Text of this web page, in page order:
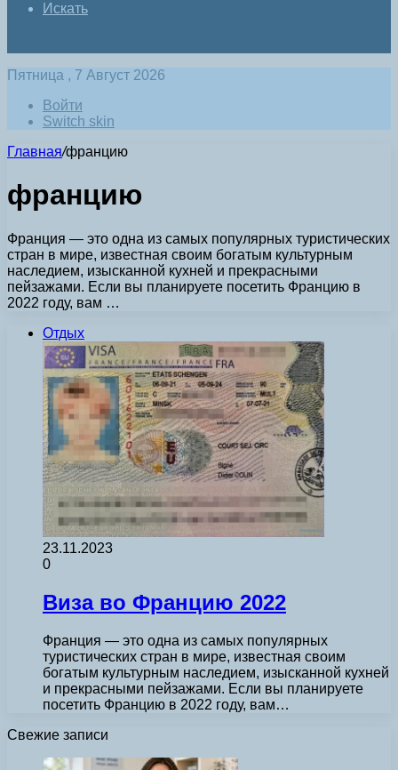
Искать
Пятница , 7 Август 2026
Войти
Switch skin
Главная/францию
францию
Франция — это одна из самых популярных туристических
стран в мире, известная своим богатым культурным
наследием, изысканной кухней и прекрасными
пейзажами. Если вы планируете посетить Францию в
2022 году, вам …
Отдых
23.11.2023
0
Виза во Францию 2022
Франция — это одна из самых популярных
туристических стран в мире, известная своим
богатым культурным наследием, изысканной кухней
и прекрасными пейзажами. Если вы планируете
посетить Францию в 2022 году, вам…
Свежие записи